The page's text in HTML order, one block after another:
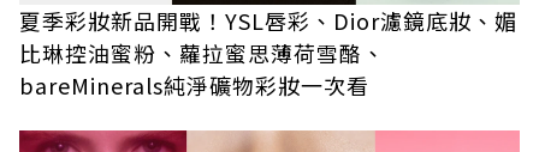
夏季彩妝新品開戰！YSL唇彩、Dior濾鏡底妝、媚
比琳控油蜜粉、蘿拉蜜思薄荷雪酪、
bareMinerals純淨礦物彩妝一次看